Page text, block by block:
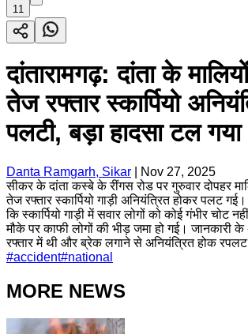
11
दांतारामगढ़: दांता के
तेज रफ्तार स्कार्पियो
पलटी, बड़ा हादसा टल गया
Danta Ramgarh, Sikar
Nov 27, 2025
सीकर के दांता कस्बे के रींगस रोड पर गुरुवार दोपहर
तेज रफ्तार स्कार्पियो गाड़ी अनियंत्रित होकर पलट
कि स्कार्पियो गाड़ी में सवार लोगों को कोई गंभीर चोट
मौके पर काफी लोगों की भीड़ जमा हो गई। जानकारी के
रफ्तार में थी और ब्रेक लगाने से अनियंत्रित होक रपलट
#accident#national
MORE NEWS